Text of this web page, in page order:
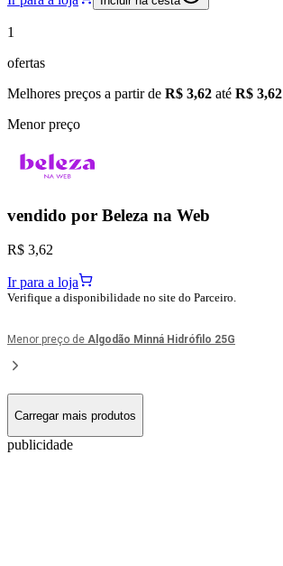
1
ofertas
Melhores preços a partir de R$ 3,62 até R$ 3,62
Menor preço
vendido por Beleza na Web
R$ 3,62
Ir para a loja
Verifique a disponibilidade no site do Parceiro.
Menor preço de Algodão Minná Hidrófilo 25G
Carregar mais produtos
publicidade